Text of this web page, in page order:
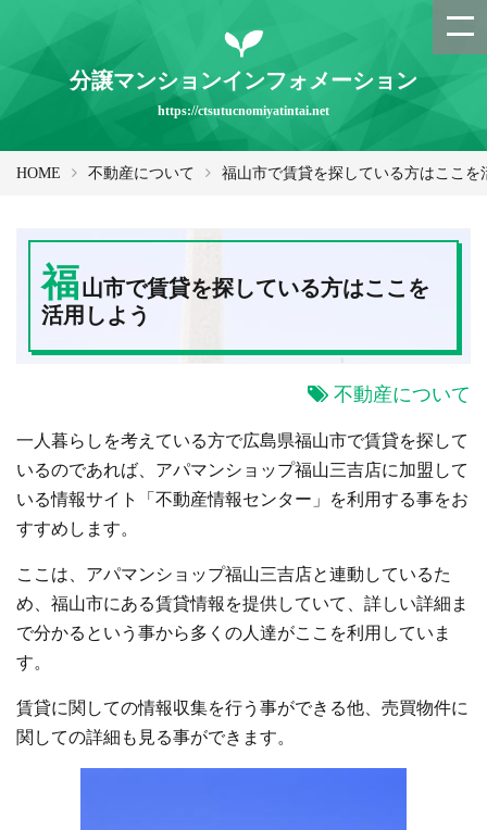
分譲マンションインフォメーション
https://ctsutucnomiyatintai.net
HOME 不動産について 福山市で賃貸を探している方はここを
福山市で賃貸を探している方はここを
活用しよう
不動産について
一人暮らしを考えている方で広島県福山市で賃貸を探して
いるのであれば、アパマンショップ福山三吉店に加盟して
いる情報サイト「不動産情報センター」を利用する事をお
すすめします。
ここは、アパマンショップ福山三吉店と連動しているた
め、福山市にある賃貸情報を提供していて、詳しい詳細ま
で分かるという事から多くの人達がここを利用していま
す。
賃貸に関しての情報収集を行う事ができる他、売買物件に
関しての詳細も見る事ができます。